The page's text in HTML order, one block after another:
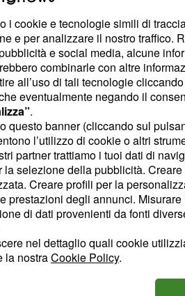
la
più tardi nella prima metà di
a ragione, che Huawei
gli avversari, che
in occasione del Mobile
parliamo di avversari e
a grandi linee, a due precise
ovvero Samsung, che in
la nuova linea S7, ed LG,
del nuovo LG 5. Quante
versione normale? Come
ad ottenere un grande
Lite.
i cookie e tecnologie simili di
e per analizzare il nostro traffico.
e social media, alcune
combinarle con altre
all’uso di tali tecnologie
eventualmente negando il
.
questo banner (cliccando sul
l’utilizzo di cookie o altri
partner trattiamo i tuoi dati di
la selezione della pubblicità.
Creare profili per la
prestazioni degli annunci.
di dati provenienti da fonti
nel dettaglio quali cookie
la nostraCookie Policy.